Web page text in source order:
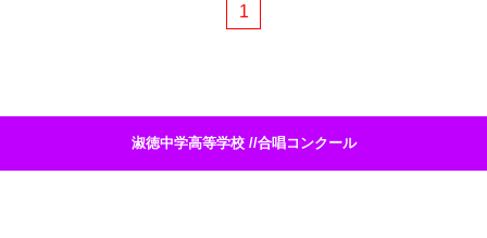
1
淑徳中学高等学校 //合唱コンクール